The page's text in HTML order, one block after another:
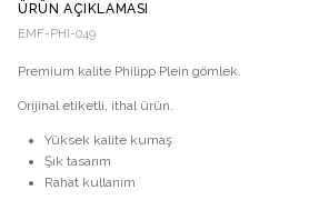
ÜRÜN AÇIKLAMASI
EMF-PHI-049
Premium kalite Philipp Plein gömlek.
Orijinal etiketli, ithal ürün.
Yüksek kalite kumaş
Şık tasarım
Rahat kullanım